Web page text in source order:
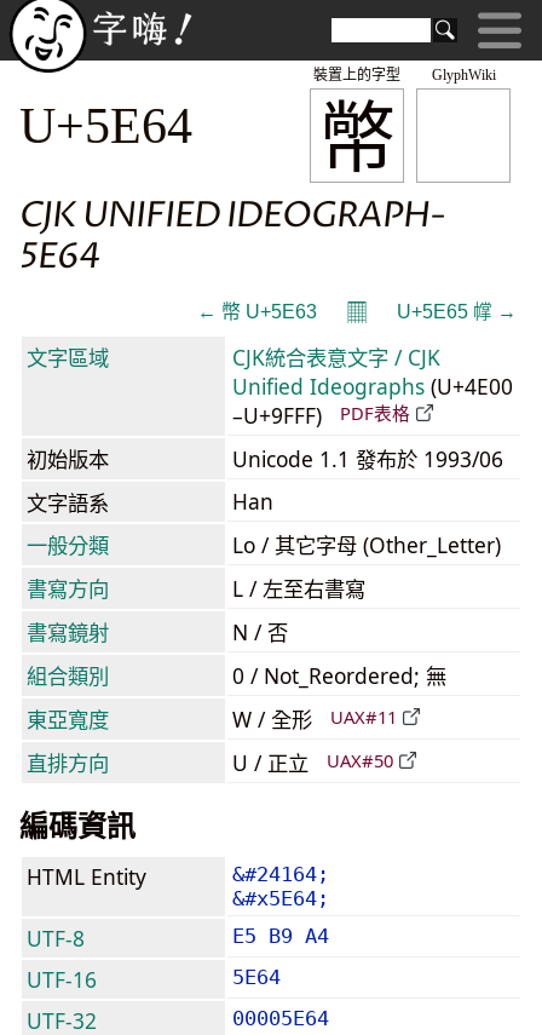
GlyphWiki
幤
裝置上的字型
U+5E64
CJK UNIFIED IDEOGRAPH-
5E64
← 幣 U+5E63 𝄜 U+5E65 幥 →
文字區域
CJK統合表意文字 / CJK
Unified Ideographs (U+4E00
–U+9FFF)
PDF表格
初始版本
Unicode 1.1 發布於 1993/06
文字語系
Han
一般分類
Lo / 其它字母 (Other_Letter)
書寫方向
L / 左至右書寫
書寫鏡射
N / 否
組合類別
0 / Not_Reordered; 無
東亞寬度
W / 全形 UAX#11
直排方向 U / 正立 UAX#50
編碼資訊
HTML Entity
&#24164;
&#x5E64;
UTF-8 E5 B9 A4
UTF-16 5E64
UTF-32 00005E64